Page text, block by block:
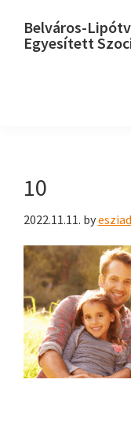
Belváros-
Egyesített
10
2022.11.11. by